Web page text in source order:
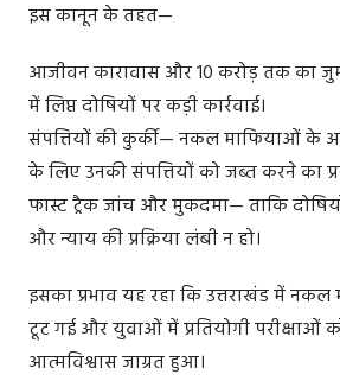
इस कानून के तहत—
आजीवन कारावास और 10 करोड़ तक का
में लिप्त दोषियों पर कड़ी कार्रवाई।
संपत्तियों की कुर्की— नकल माफियाओं के
के लिए उनकी संपत्तियों को जब्त करने का
फास्ट ट्रैक जांच और मुकदमा— ताकि
और न्याय की प्रक्रिया लंबी न हो।
इसका प्रभाव यह रहा कि उत्तराखंड में
टूट गई और युवाओं में प्रतियोगी परीक्षाओं
आत्मविश्वास जाग्रत हुआ।